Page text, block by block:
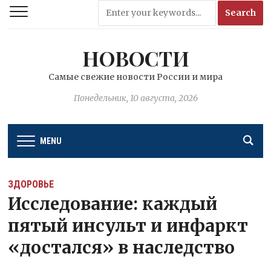
НОВОСТИ
Самые свежие новости России и мира
Понедельник, 10 августа, 2026
MENU
ЗДОРОВЬЕ
Исследование: каждый
пятый инсульт и инфаркт
«достался» в наследство